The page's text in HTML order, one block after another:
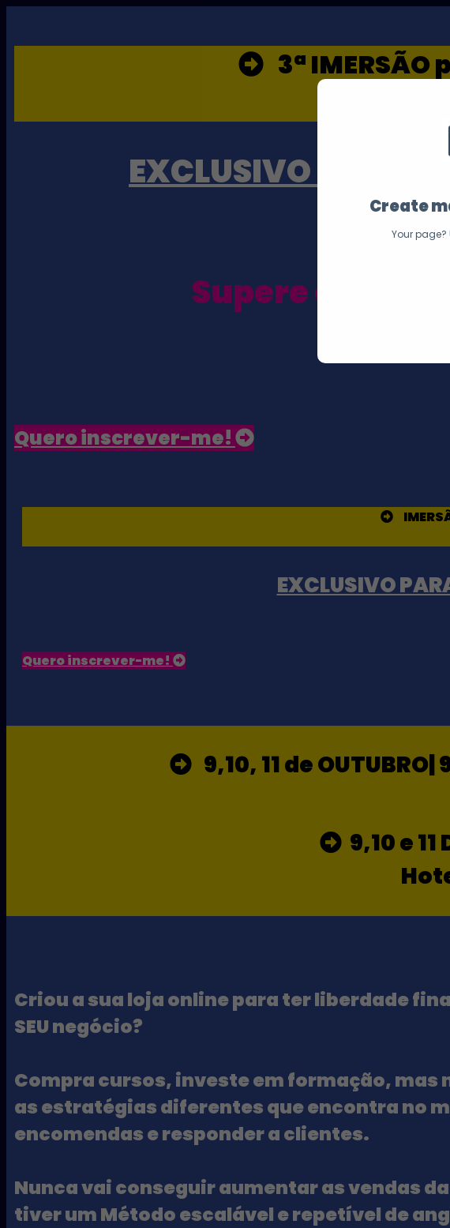
Create
Your
3ª
EXCLUSIVO PARA
Supere os
Quero inscrever-me!
EXCLUSIVO
Quero inscrever-me!
9,10, 11 de OUTUBRO|
9,10 e 11
Criou a sua loja online para ter liberdade
SEU negócio?
Compra cursos, investe em formação,
as estratégias diferentes que encontra no
encomendas e responder a clientes.
Nunca vai conseguir aumentar as vendas
tiver um Método escalável e repetívelde